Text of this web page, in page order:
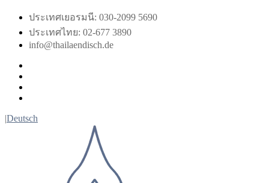
Skip
content
ประเทศเยอรมนี: 030-2099 5690
ประเทศไทย: 02-677 3890
info@thailaendisch.de
|Deutsch